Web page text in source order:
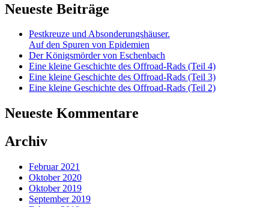
Neueste Beiträge
Pestkreuze und Absonderungshäuser.
Auf den Spuren von Epidemien
Der Königsmörder von Eschenbach
Eine kleine Geschichte des Offroad-Rads (Teil 4)
Eine kleine Geschichte des Offroad-Rads (Teil 3)
Eine kleine Geschichte des Offroad-Rads (Teil 2)
Neueste Kommentare
Archiv
Februar 2021
Oktober 2020
Oktober 2019
September 2019